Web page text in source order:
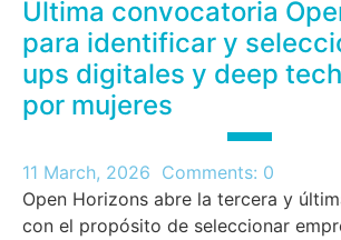
Última convocatoria
para identificar y
ups digitales y deep
por mujeres
11 March, 2026 Comments: 0
Open Horizons abre la tercera y
con el propósito de seleccionar